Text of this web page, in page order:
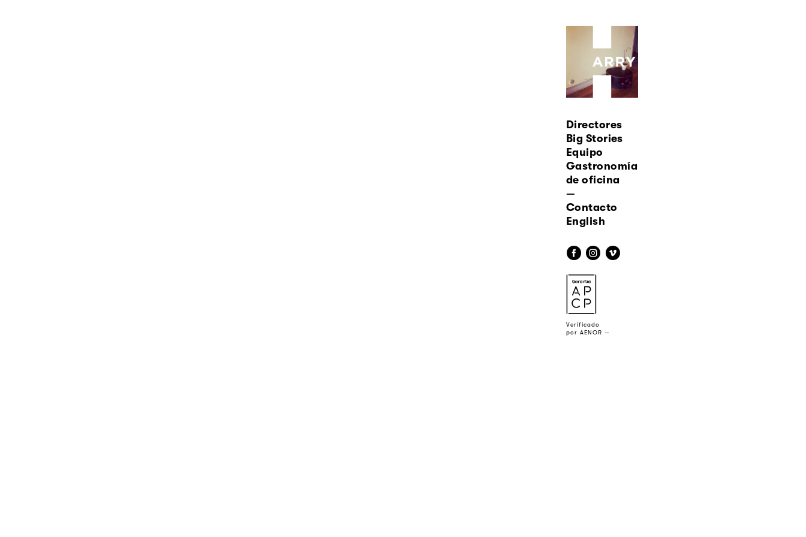
Directores
Big Stories
Equipo
Gastronomía
de oficina
—
Contacto
English
f i v
a
Verificado
por AENOR —